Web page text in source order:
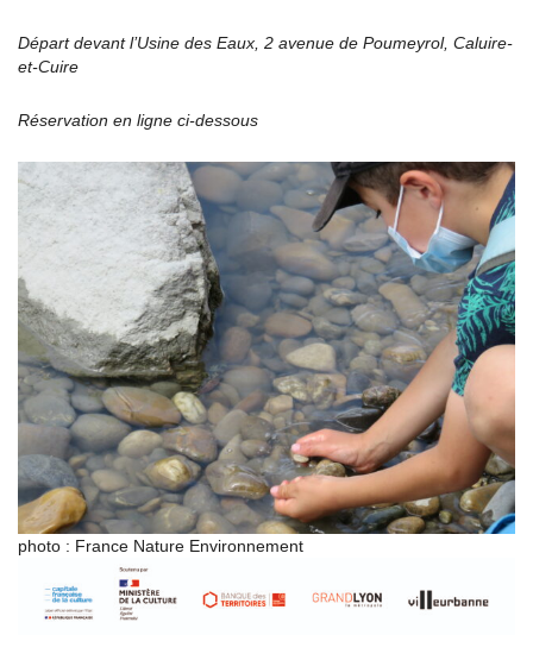
Départ devant l’Usine des Eaux, 2 avenue de Poumeyrol, Caluire-
et-Cuire
Réservation en ligne ci-dessous
photo : France Nature Environnement